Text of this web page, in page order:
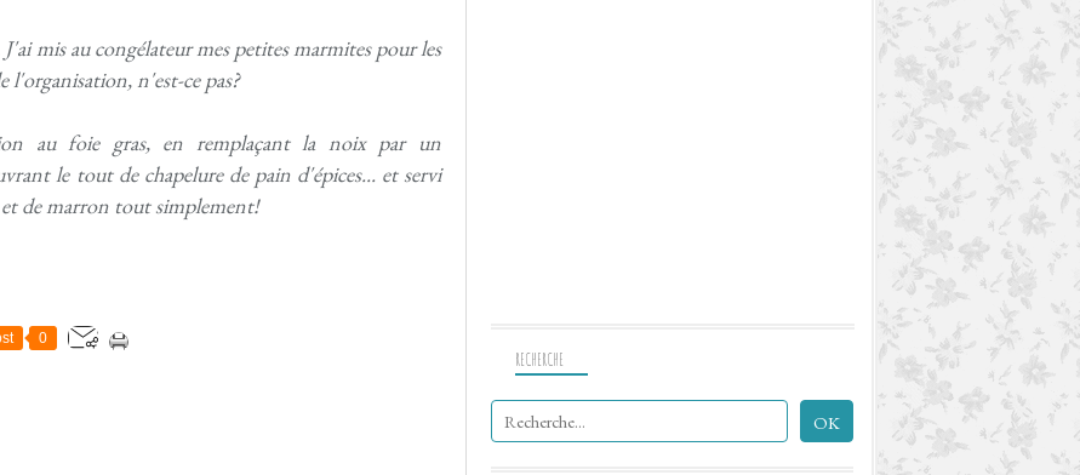
mis au congélateur mes petites marmites pour les
l'organisation, n'est-ce pas?
au foie gras, en remplaçant la noix par un
le tout de chapelure de pain d'épices... et servi
et de marron tout simplement!
0
RECHERCHE